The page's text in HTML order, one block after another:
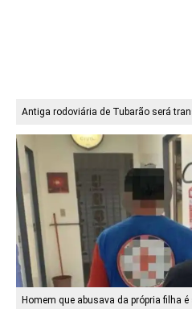
Antiga rodoviária de Tubarão será
Homem que abusava da própria filha